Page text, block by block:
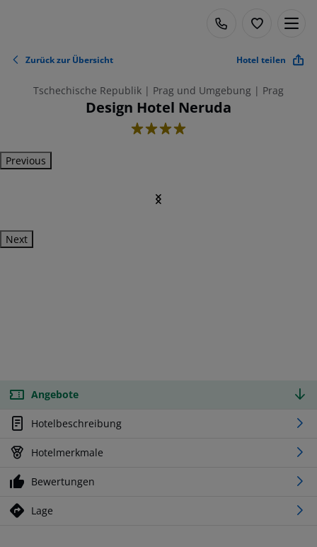
Zurück zur Übersicht Hotel teilen
Tschechische Republik | Prag und Umgebung | Prag
Design Hotel Neruda
4
Previous
Next
Angebote
Hotelbeschreibung
Hotelmerkmale
Bewertungen
Lage